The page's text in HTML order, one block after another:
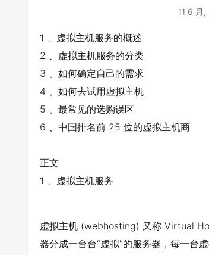
11 6 月
1 、虚拟主机服务的概述
2 、虚拟主机服务的分类
3 、如何确定自己的需求
4 、如何去试用虚拟主机
5 、最常见的选购误区
6 、中国排名前 25 位的虚拟主机商
正文
1 、虚拟主机服务
虚拟主机 (webhosting) 又称 Virtual
器分成一台台“虚拟”的服务器，每一台